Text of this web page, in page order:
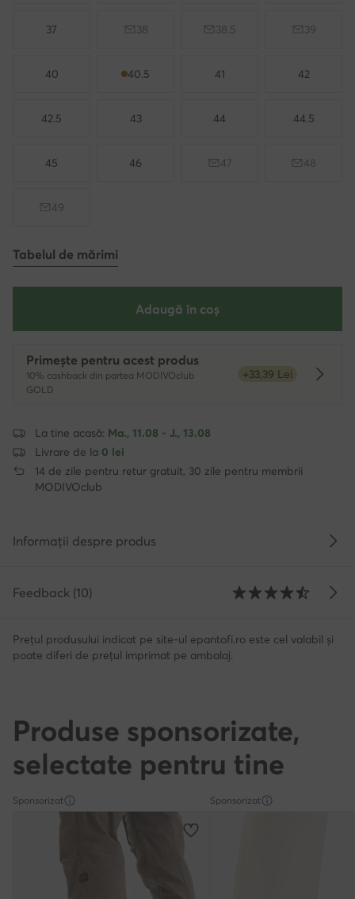
37 38 38.5 39
40 40.5 41 42
42.5 43 44 44.5
45 46 47 48
49
Tabelul de mărimi
Adaugă în coș
Primește pentru acest produs
10% cashback din partea MODIVOclub
GOLD
+33,39 Lei
La tine acasă: Ma., 11.08 - J., 13.08
Livrare de la 0 lei
14 de zile pentru retur gratuit, 30 zile pentru membrii
MODIVOclub
Informații despre produs
Feedback (10)
Prețul produsului indicat pe site-ul epantofi.ro este cel valabil și
poate diferi de prețul imprimat pe ambalaj.
Produse sponsorizate,
selectate pentru tine
Sponsorizat Sponsorizat